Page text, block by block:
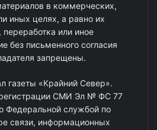
в коммерческих,
иных целях, а равно их
переработка или иное
без письменного согласия
запрещены.
газеты «Крайний Север».
СМИ Эл № ФС 77
Федеральной службой по
связи, информационных